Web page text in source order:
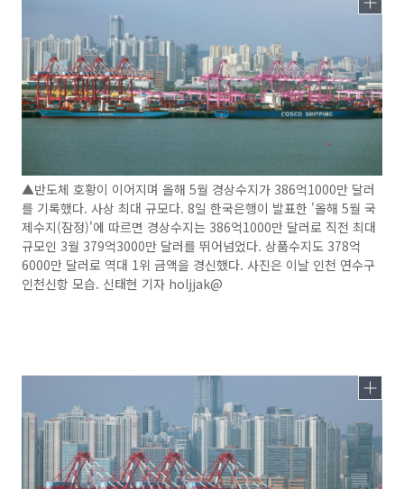
▲반도체 호황이 이어지며 올해 5월 경상수지가 386억1000만 달러
를 기록했다. 사상 최대 규모다. 8일 한국은행이 발표한 '올해 5월 국
제수지(잠정)'에 따르면 경상수지는 386억1000만 달러로 직전 최대
규모인 3월 379억3000만 달러를 뛰어넘었다. 상품수지도 378억
6000만 달러로 역대 1위 금액을 경신했다. 사진은 이날 인천 연수구
인천신항 모습. 신태현 기자 holjjak@